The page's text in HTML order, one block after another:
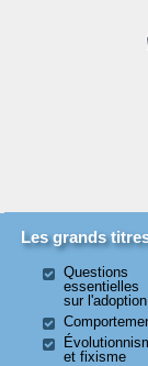
Les grands
Questions
essentielles
sur l'adoption
et fixisme